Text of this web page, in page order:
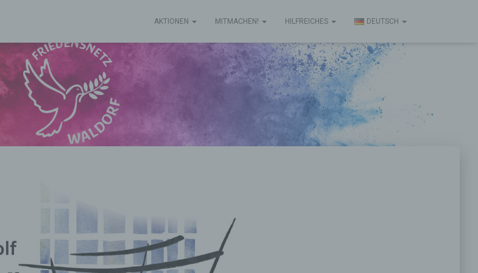
AKTIONEN MITMACHEN! HILFREICHES DEUTSCH